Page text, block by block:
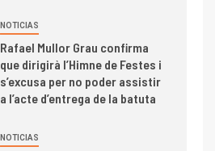
NOTICIAS
Rafael Mullor Grau confirma
que dirigirà l’Himne de Festes i
s’excusa per no poder assistir
a l’acte d’entrega de la batuta
NOTICIAS